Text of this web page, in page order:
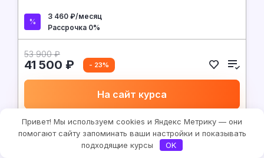
3 460 ₽/месяц
Рассрочка 0%
53 900 ₽
41 500 ₽ - 23%
На сайт курса
Медицина и спорт
Привет! Мы используем cookies и Яндекс Метрику — они
помогают сайту запоминать ваши настройки и показывать
подходящие курсы
OK